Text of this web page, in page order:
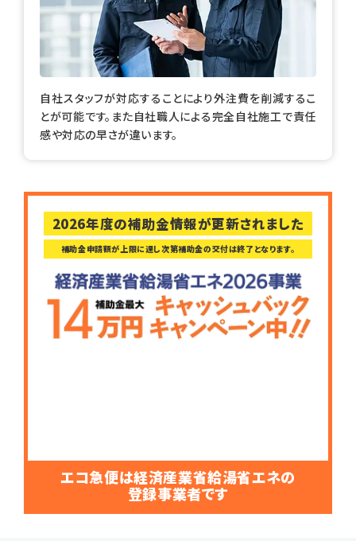
自社スタッフが対応することにより外注費を削減するこ
とが可能です。 また自社職人による完全自社施工で責任
感や対応の早さが違います。
2026年度の補助金情報が更新されました
補助金申請額が上限に達し次第補助金の交付は終了となります。
エコ急便は経済産業省給湯省エネの
登録事業者です